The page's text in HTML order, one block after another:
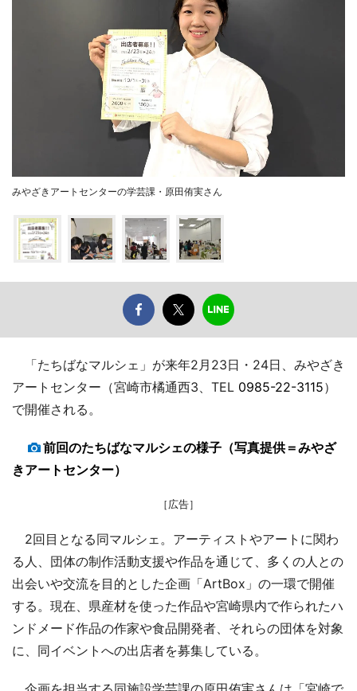
みやざきアートセンターの学芸課・原田侑実さん
「たちばなマルシェ」が来年2月23日・24日、みやざき
アートセンター（宮崎市橘通西3、TEL 0985-22-3115）
で開催される。
前回のたちばなマルシェの様子（写真提供＝みやざ
きアートセンター）
［広告］
2回目となる同マルシェ。アーティストやアートに関わ
る人、団体の制作活動支援や作品を通じて、多くの人との
出会いや交流を目的とした企画「ArtBox」の一環で開催
する。現在、県産材を使った作品や宮崎県内で作られたハ
ンドメード作品の作家や食品開発者、それらの団体を対象
に、同イベントへの出店者を募集している。